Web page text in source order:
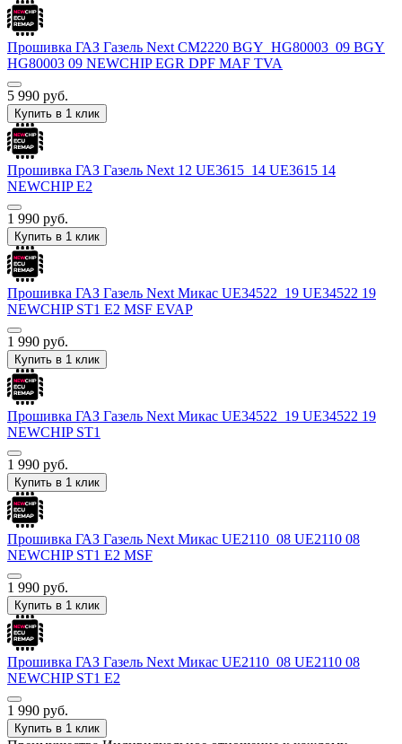
Прошивка ГАЗ Газель Next CM2220 BGY_HG80003_09 BGY
HG80003 09 NEWCHIP EGR DPF MAF TVA
5 990 руб.
Купить в 1 клик
Прошивка ГАЗ Газель Next 12 UE3615_14 UE3615 14
NEWCHIP E2
1 990 руб.
Купить в 1 клик
Прошивка ГАЗ Газель Next Микас UE34522_19 UE34522 19
NEWCHIP ST1 E2 MSF EVAP
1 990 руб.
Купить в 1 клик
Прошивка ГАЗ Газель Next Микас UE34522_19 UE34522 19
NEWCHIP ST1
1 990 руб.
Купить в 1 клик
Прошивка ГАЗ Газель Next Микас UE2110_08 UE2110 08
NEWCHIP ST1 E2 MSF
1 990 руб.
Купить в 1 клик
Прошивка ГАЗ Газель Next Микас UE2110_08 UE2110 08
NEWCHIP ST1 E2
1 990 руб.
Купить в 1 клик